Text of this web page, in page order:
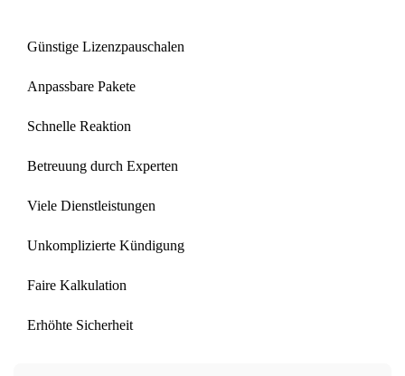
Günstige Lizenzpauschalen
Anpassbare Pakete
Schnelle Reaktion
Betreuung durch Experten
Viele Dienstleistungen
Unkomplizierte Kündigung
Faire Kalkulation
Erhöhte Sicherheit